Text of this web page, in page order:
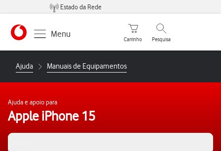
Estado da Rede
https://www.vodafone.pt
Menu
Carrinho de compras
Carrinho
Pesquisar
Pesquisa
Ajuda Manuais de Equipamentos
Ajuda e apoio para
Apple iPhone 15